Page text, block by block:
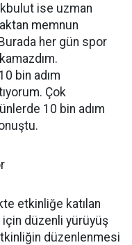
ise uzman
memnun
her gün spor
bin adım
Çok
10 bin adım
etkinliğe katılan
için düzenli yürüyüş
düzenlenmesi